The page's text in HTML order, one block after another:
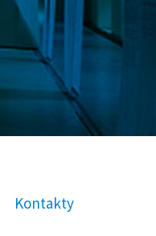
Kontakty